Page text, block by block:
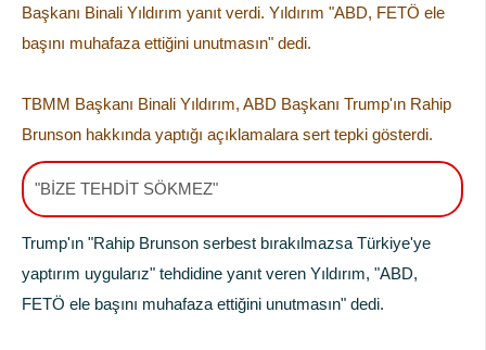
Başkanı Binali Yıldırım yanıt verdi. Yıldırım "ABD, FETÖ ele
başını muhafaza ettiğini unutmasın" dedi.
TBMM Başkanı Binali Yıldırım, ABD Başkanı Trump'ın Rahip
Brunson hakkında yaptığı açıklamalara sert tepki gösterdi.
"BİZE TEHDİT SÖKMEZ"
Trump'ın "Rahip Brunson serbest bırakılmazsa Türkiye'ye
yaptırım uygularız" tehdidine yanıt veren Yıldırım, "ABD,
FETÖ ele başını muhafaza ettiğini unutmasın" dedi.